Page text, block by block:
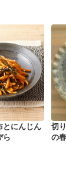
とにんじん
ら
切
の